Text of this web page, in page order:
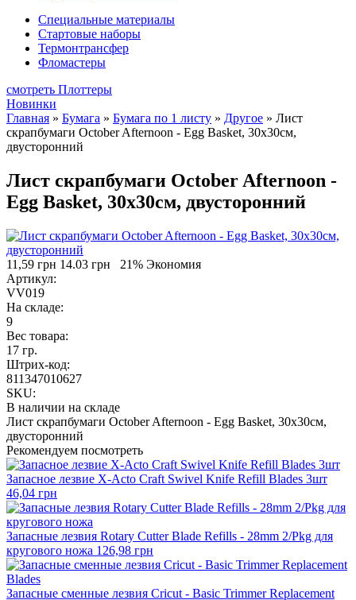
Специальные материалы
Стартовые наборы
Термонтрансфер
Фломастеры
смотреть Плоттеры
Новинки
Главная » Бумага » Бумага по 1 листу » Другое » Лист
скрапбумаги October Afternoon - Egg Basket, 30х30см,
двусторонний
Лист скрапбумаги October Afternoon -
Egg Basket, 30х30см, двусторонний
11,59 грн 14.03 грн
21% Экономия
Артикул:
VV019
На складе:
9
Вес товара:
17 гр.
Штрих-код:
811347010627
SKU:
В наличии на складе
Лист скрапбумаги October Afternoon - Egg Basket, 30х30см,
двусторонний
Рекомендуем посмотреть
Запасное лезвие X-Acto Craft Swivel Knife Refill Blades 3шт
46,04 грн
Запасные лезвия Rotary Cutter Blade Refills - 28mm 2/Pkg для
кругового ножа 126,98 грн
Запасные сменные лезвия Cricut - Basic Trimmer Replacement